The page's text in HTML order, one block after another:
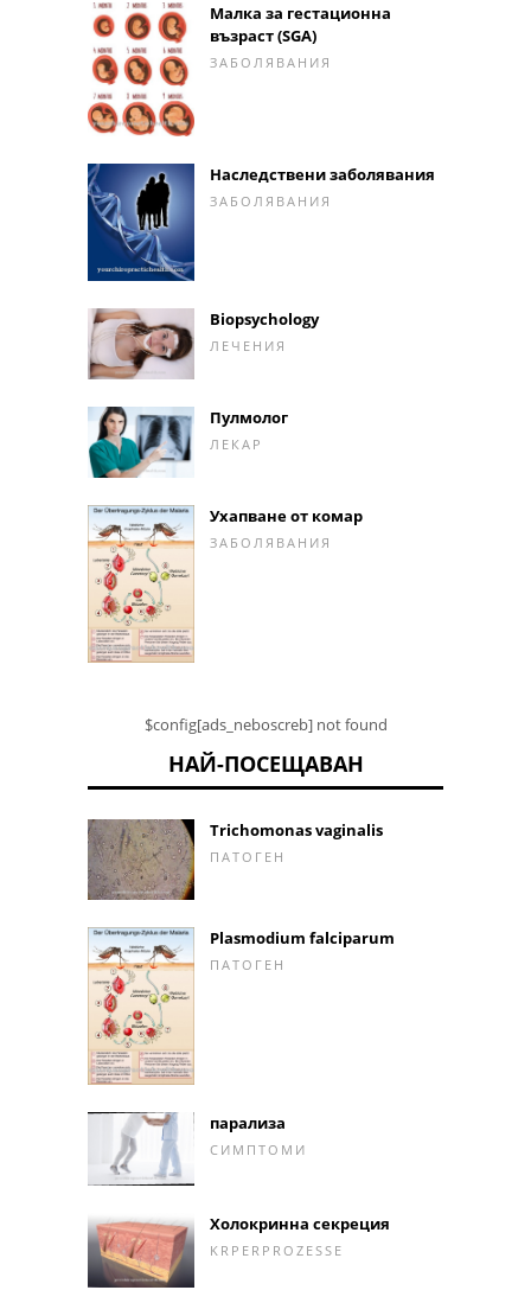
Малка за гестационна
възраст (SGA)
ЗАБОЛЯВАНИЯ
Наследствени заболявания
ЗАБОЛЯВАНИЯ
Biopsychology
ЛЕЧЕНИЯ
Пулмолог
ЛЕКАР
Ухапване от комар
ЗАБОЛЯВАНИЯ
$config[ads_neboscreb] not found
НАЙ-ПОСЕЩАВАН
Trichomonas vaginalis
ПАТОГЕН
Plasmodium falciparum
ПАТОГЕН
парализа
СИМПТОМИ
Холокринна секреция
KRPERPROZESSE